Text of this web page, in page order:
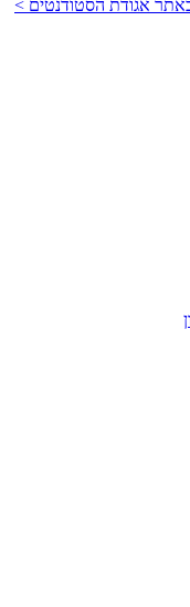
אגודת הסטודנטים >